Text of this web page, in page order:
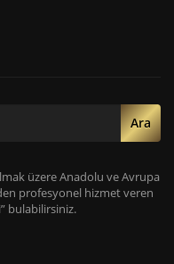
Ara
üzere Anadolu ve Avrupa
profesyonel hizmet veren
bulabilirsiniz.